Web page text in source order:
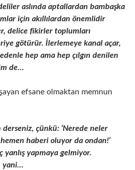
aslında aptallardan bambaşka
için akıllılardan önemlidir
delice fikirler toplumları
götürür. İlerlemeye kanal açar,
hep ama hep çılgın denilen
de…
efsane olmaktan memnun
çünkü: ‘Nerede neler
hemen haberi oluyor da ondan!’
yanlış yapmaya gelmiyor.
yani…